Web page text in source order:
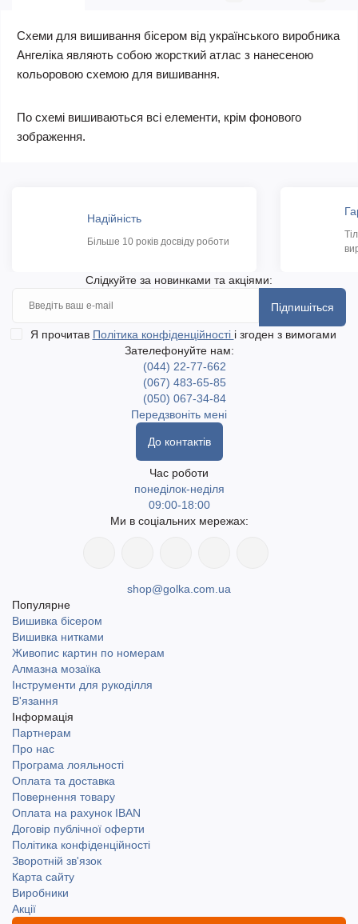
Схеми для вишивання бісером від українського виробника
Ангеліка являють собою жорсткий атлас з нанесеною
кольоровою схемою для вишивання.
По схемі вишиваються всі елементи, крім фонового
зображення.
Надійність
Більше 10 років досвіду роботи
Слідкуйте за новинками та акціями:
Підпишіться
Я прочитав Політика конфіденційності і згоден з вимогами
Зателефонуйте нам:
(044) 22-77-662
(067) 483-65-85
(050) 067-34-84
Передзвоніть мені
До контактів
Час роботи
понеділок-неділя
09:00-18:00
Ми в соціальних мережах:
shop@golka.com.ua
Популярне
Вишивка бісером
Вишивка нитками
Живопис картин по номерам
Алмазна мозаїка
Інструменти для рукоділля
В'язання
Інформація
Партнерам
Про нас
Програма лояльності
Оплата та доставка
Повернення товару
Оплата на рахунок IBAN
Договір публічної оферти
Політика конфіденційності
Зворотній зв'язок
Карта сайту
Виробники
Акції